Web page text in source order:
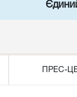
ПРЕС-